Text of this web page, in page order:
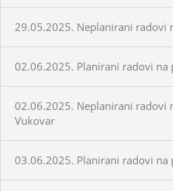
29.05.2025. Neplanirani radovi
02.06.2025. Planirani radovi
02.06.2025. Neplanirani radovi
Vukovar
03.06.2025. Planirani radovi